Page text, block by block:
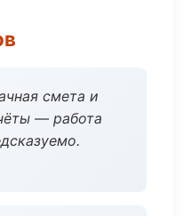
смета и
— работа